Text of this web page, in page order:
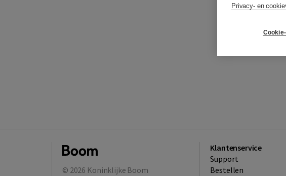
© 2026 Koninklijke Boom
Klantenservice
Support
Bestellen
Privacy- en